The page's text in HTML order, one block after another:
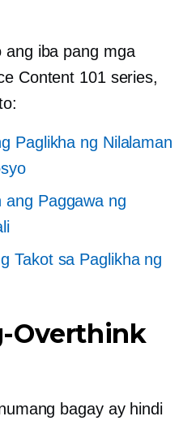
ang iba pang mga
Content 101 series,
Paglikha ng Nilalaman
ang Paggawa ng
Takot sa Paglikha ng
Overthink
bagay ay hindi